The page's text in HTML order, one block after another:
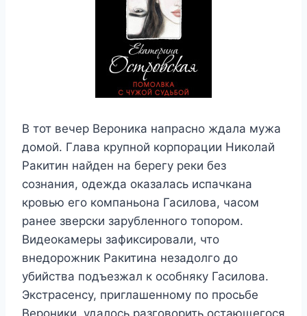
В тот вечер Вероника напрасно ждала мужа
домой. Глава крупной корпорации Николай
Ракитин найден на берегу реки без
сознания, одежда оказалась испачкана
кровью его компаньона Гасилова, часом
ранее зверски зарубленного топором.
Видео­камеры зафиксировали, что
внедорожник Ракитина незадолго до
убийства подъезжал к особняку Гасилова.
Экстрасенсу, приглашенному по просьбе
Вероники, удалось разговорить остающегося